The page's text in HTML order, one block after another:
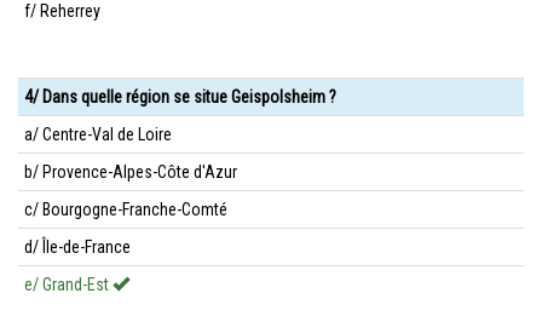
f/ Reherrey
4/ Dans quelle région se situe Geispolsheim ?
a/ Centre-Val de Loire
b/ Provence-Alpes-Côte d'Azur
c/ Bourgogne-Franche-Comté
d/ Île-de-France
e/ Grand-Est